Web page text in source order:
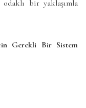
bir yaklaşımla
Gerekli Bir Sistem